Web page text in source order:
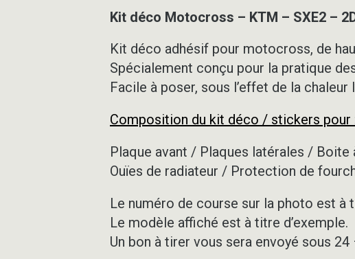
Kit déco Motocross – KTM – SXE2 –
Kit déco adhésif pour motocross, de
Spécialement conçu pour la pratique
Facile à poser, sous l’effet de la
Composition du kit déco / stickers pour
Plaque avant / Plaques latérales /
Ouïes de radiateur / Protection de
Le numéro de course sur la photo est à
Le modèle affiché est à titre d’exemple.
Un bon à tirer vous sera envoyé sous 24